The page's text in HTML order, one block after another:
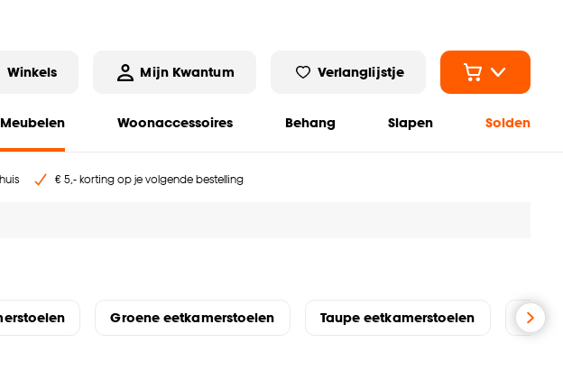
Winkels Mijn Kwantum Verlanglijstje
Meubelen Woonaccessoires Behang Slapen Solden
€ 5,- korting op je volgende bestelling
Groene eetkamerstoelen Taupe eetkamerstoelen